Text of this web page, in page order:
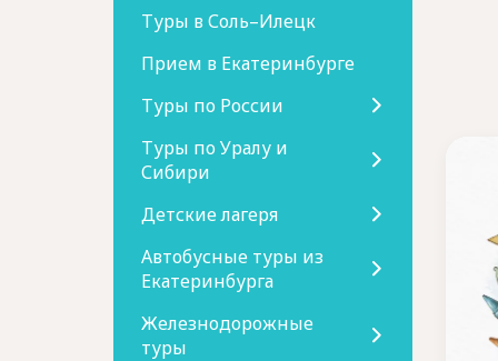
Туры в Соль–Илецк
Прием в Екатеринбурге
Туры по России
Туры по Уралу и
Сибири
Детские лагеря
Автобусные туры из
Екатеринбурга
Железнодорожные
туры